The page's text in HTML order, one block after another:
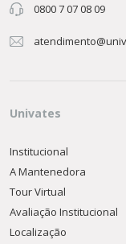
0800 7 07 08 09
Univates
Institucional
A Mantenedora
Tour Virtual
Avaliação Institucional
Localização